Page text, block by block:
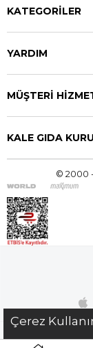
KATEGORİLER
YARDIM
MÜŞTERİ
KALE GIDA
© 2000 -
Çerez